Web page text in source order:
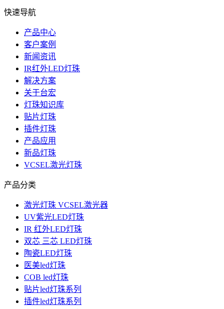
快速导航
产品中心
客户案例
新闻资讯
IR红外LED灯珠
解决方案
关于台宏
灯珠知识库
贴片灯珠
插件灯珠
产品应用
新品灯珠
VCSEL激光灯珠
产品分类
激光灯珠 VCSEL激光器
UV紫光LED灯珠
IR 红外LED灯珠
双芯 三芯 LED灯珠
陶瓷LED灯珠
医美led灯珠
COB led灯珠
贴片led灯珠系列
插件led灯珠系列